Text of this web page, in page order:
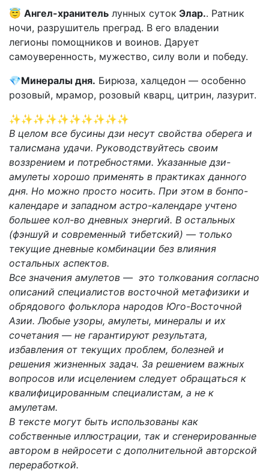
😇 Ангел-хранитель лунных суток Элар.. Ратник
ночи, разрушитель преград. В его владении
легионы помощников и воинов. Дарует
самоуверенность, мужество, силу воли и победу.
💎Минералы дня. Бирюза, халцедон — особенно
розовый, мрамор, розовый кварц, цитрин, лазурит.
✨✨✨✨✨✨✨✨✨✨
В целом все бусины дзи несут свойства оберега и
талисмана удачи. Руководствуйтесь своим
воззрением и потребностями. Указанные дзи-
амулеты хорошо применять в практиках данного
дня. Но можно просто носить. При этом в бонпо-
календаре и западном астро-календаре учтено
большее кол-во дневных энергий. В остальных
(фэншуй и современный тибетский) — только
текущие дневные комбинации без влияния
остальных аспектов.
Все значения амулетов — это толкования согласно
описаний специалистов восточной метафизики и
обрядового фольклора народов Юго-Восточной
Азии. Любые узоры, амулеты, минералы и их
сочетания — не гарантируют результата,
избавления от текущих проблем, болезней и
решения жизненных задач. За решением важных
вопросов или исцелением следует обращаться к
квалифицированным специалистам, а не к
амулетам.
В тексте могут быть использованы как
собственные иллюстрации, так и сгенерированные
автором в нейросети с дополнительной авторской
переработкой.